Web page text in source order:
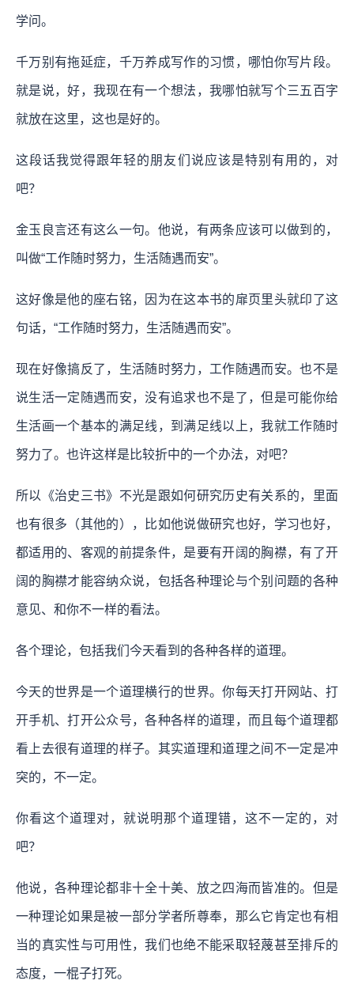
学问。
千万别有拖延症，千万养成写作的习惯，哪怕你写片段。
就是说，好，我现在有一个想法，我哪怕就写个三五百字
就放在这里，这也是好的。
这段话我觉得跟年轻的朋友们说应该是特别有用的，对
吧？
金玉良言还有这么一句。他说，有两条应该可以做到的，
叫做“工作随时努力，生活随遇而安”。
这好像是他的座右铭，因为在这本书的扉页里头就印了这
句话，“工作随时努力，生活随遇而安”。
现在好像搞反了，生活随时努力，工作随遇而安。也不是
说生活一定随遇而安，没有追求也不是了，但是可能你给
生活画一个基本的满足线，到满足线以上，我就工作随时
努力了。也许这样是比较折中的一个办法，对吧？
所以《治史三书》不光是跟如何研究历史有关系的，里面
也有很多（其他的），比如他说做研究也好，学习也好，
都适用的、客观的前提条件，是要有开阔的胸襟，有了开
阔的胸襟才能容纳众说，包括各种理论与个别问题的各种
意见、和你不一样的看法。
各个理论，包括我们今天看到的各种各样的道理。
今天的世界是一个道理横行的世界。你每天打开网站、打
开手机、打开公众号，各种各样的道理，而且每个道理都
看上去很有道理的样子。其实道理和道理之间不一定是冲
突的，不一定。
你看这个道理对，就说明那个道理错，这不一定的，对
吧？
他说，各种理论都非十全十美、放之四海而皆准的。但是
一种理论如果是被一部分学者所尊奉，那么它肯定也有相
当的真实性与可用性，我们也绝不能采取轻蔑甚至排斥的
态度，一棍子打死。